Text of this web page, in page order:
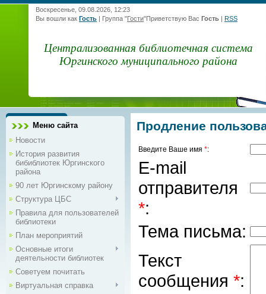
Воскресенье, 09.08.2026, 12:23
Вы вошли как Гость | Группа "Гости"Приветствую Вас Гость | RSS
Централизованная библиотечная система
Юргинского муниципального района
Меню сайта
Новости
История развития
бибиблиотек Юргинского
района
90 лет Юргинскому району
Структура ЦБС
Правила для пользователей
библиотеки
План мероприятий
Основные итоги
деятельности библиотек
Советуем почитать
Виртуальная справка
Продление
Введите Ваше имя *:
E-mail
отправителя
*:
Тема письма:
Текст
сообщения *: